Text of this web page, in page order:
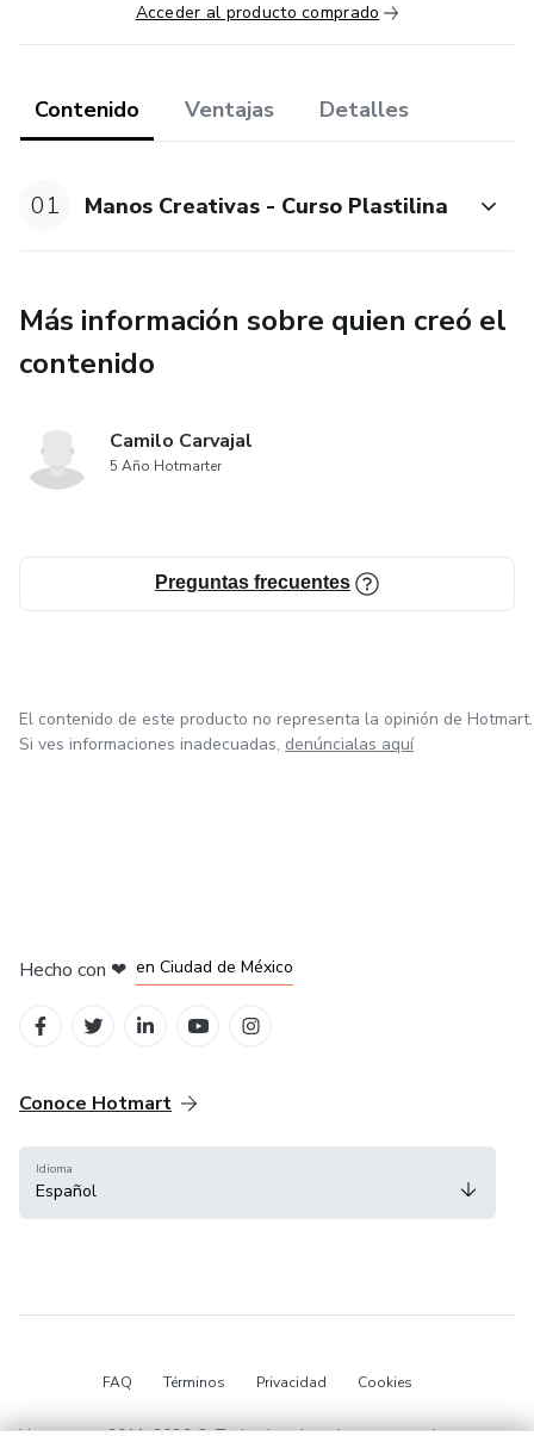
Acceder al producto comprado
Contenido Ventajas Detalles
01 Manos Creativas - Curso Plastilina
Más información sobre quien creó el
contenido
Camilo Carvajal
5 Año Hotmarter
Preguntas frecuentes
El contenido de este producto no representa la opinión de Hotmart.
Si ves informaciones inadecuadas, denúncialas aquí
Hecho con ❤ en Ciudad de México
Conoce Hotmart
Idioma
Español
FAQ Términos Privacidad Cookies